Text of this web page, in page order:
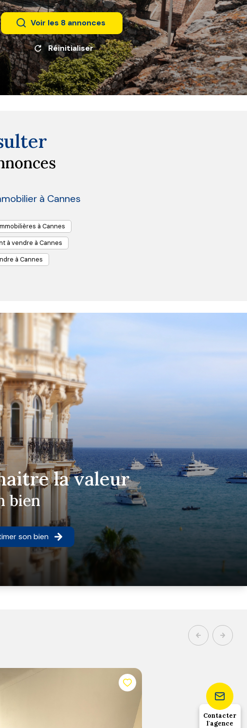
Voir les 8 annonces
Réinitialiser
à Cannes
à Cannes
à vendre à Cannes
à Cannes
la valeur
bien
son bien
Contacter
l'agence